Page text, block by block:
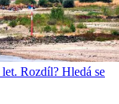
Rozdíl? Hledá se